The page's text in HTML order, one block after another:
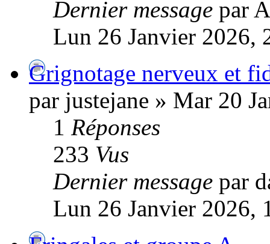
Dernier message par
Lun 26 Janvier 2026,
Grignotage nerveux et
par justejane » Mar 20
1 Réponses
233 Vus
Dernier message par
Lun 26 Janvier 2026,